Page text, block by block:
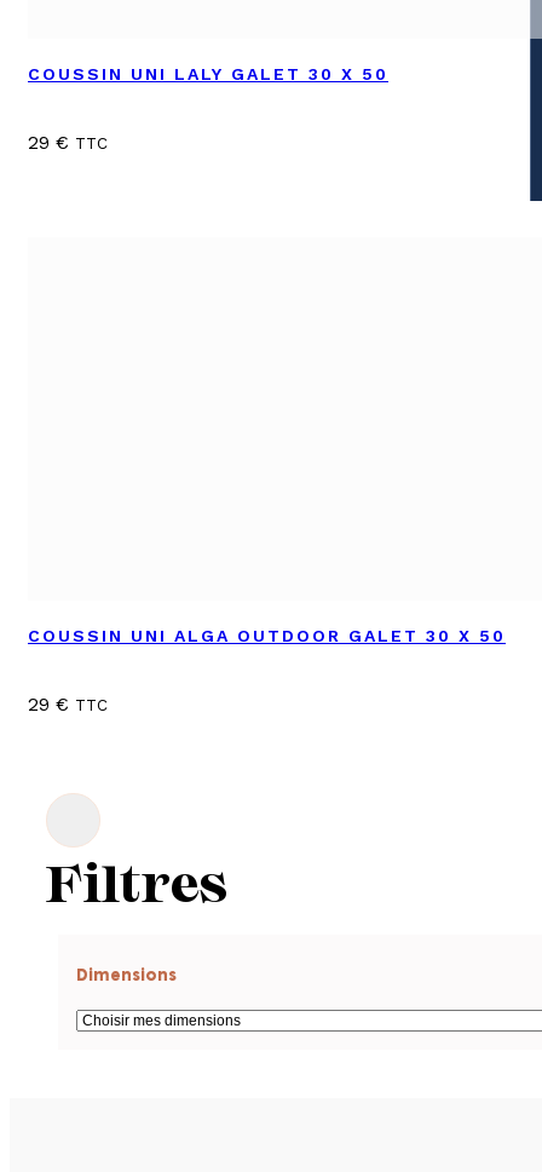
COUSSIN UNI LALY GALET 30 X 50
29 € TTC
COUSSIN UNI ALGA OUTDOOR GALET 30 X 50
29 € TTC
Filtres
Dimensions